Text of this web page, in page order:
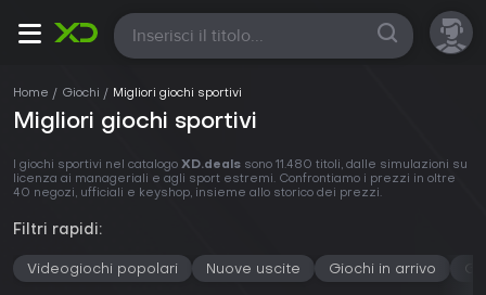
Tutte
Home Giochi Migliori giochi sportivi
Migliori giochi sportivi
I giochi sportivi nel catalogo XD.deals sono 11.480 titoli, dalle simulazioni su
licenza ai manageriali e agli sport estremi. Confrontiamo i prezzi in oltre
40 negozi, ufficiali e keyshop, insieme allo storico dei prezzi.
Filtri rapidi:
Videogiochi popolari Nuove uscite Giochi in arrivo